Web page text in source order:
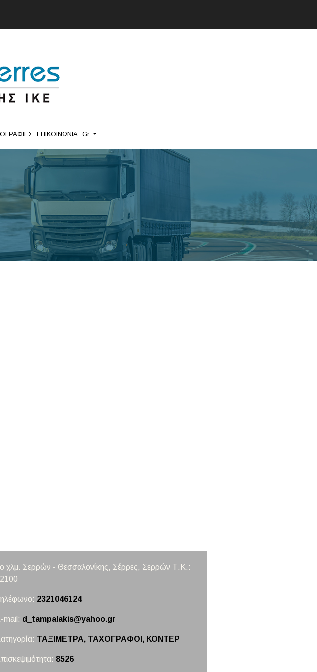
ΕΠΙΚΟΙΝΩΝΙΑ Gr
χλμ. Σερρών - Θεσσαλονίκης, Σέρρες, Σερρών Τ.Κ.:
2321046124
mail: d_tampalakis@yahoo.gr
ΤΑΞΙΜΕΤΡΑ, ΤΑΧΟΓΡΑΦΟΙ, ΚΟΝΤΕΡ
8526